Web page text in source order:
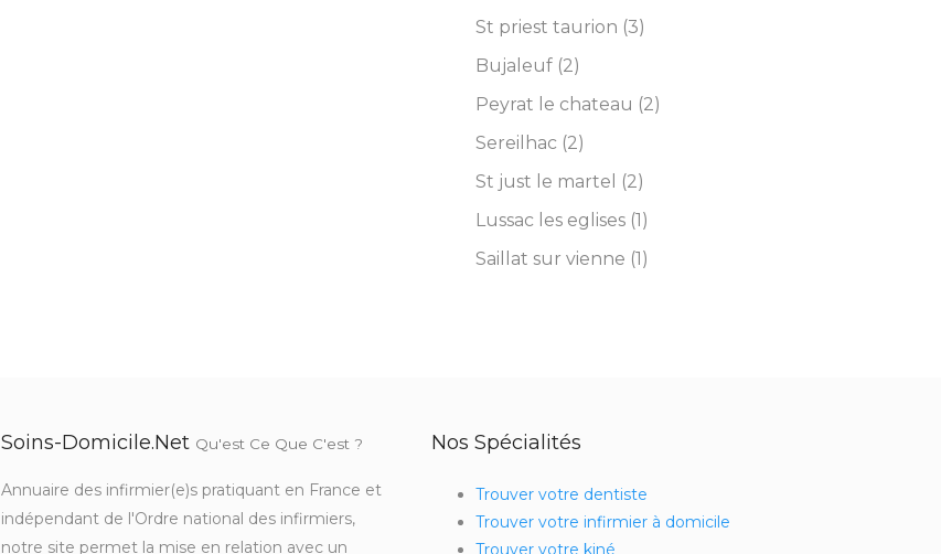
St priest taurion (3)
Bujaleuf (2)
Peyrat le chateau (2)
Sereilhac (2)
St just le martel (2)
Lussac les eglises (1)
Saillat sur vienne (1)
Soins-Domicile.net Qu'est Ce Que C'est ?
Annuaire des infirmier(e)s pratiquant en France et
indépendant de l'Ordre national des infirmiers,
notre site permet la mise en relation avec un
Nos Spécialités
Trouver votre dentiste
Trouver votre infirmier à domicile
Trouver votre kiné